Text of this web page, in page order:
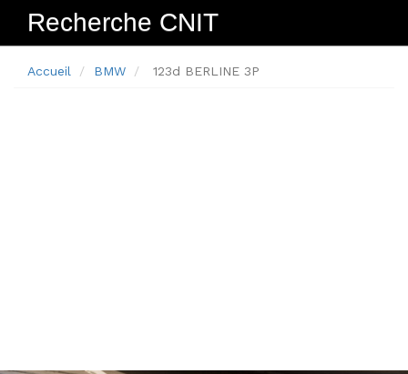
Recherche CNIT
Accueil BMW 123d BERLINE 3P